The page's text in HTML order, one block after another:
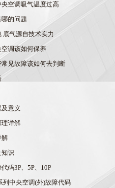
空调吸气温度过高
的问题
底气源自技术实力
空调该如何保养
见故障该如何去判断
意义
理详解
解
识
码3P、5P、10P
列中央空调(外)故障代码